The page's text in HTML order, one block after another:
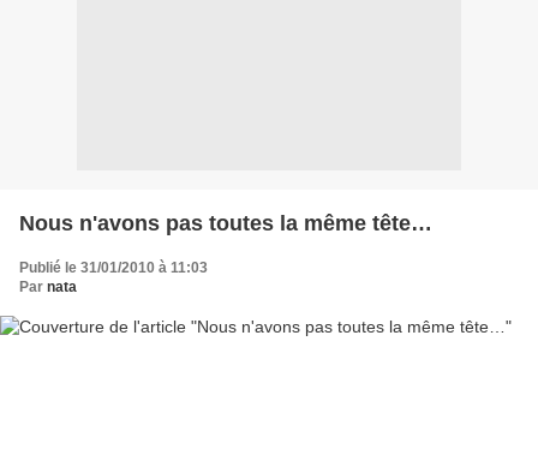
Nous n'avons pas toutes la même tête…
Publié le 31/01/2010 à 11:03
Par nata